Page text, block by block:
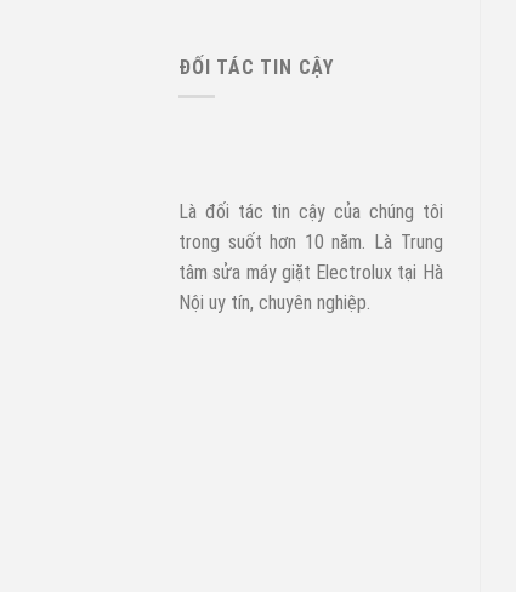
ĐỐI TÁC TIN CẬY
Là đối tác tin cậy của chúng tôi
trong suốt hơn 10 năm. Là Trung
tâm sửa máy giặt Electrolux tại Hà
Nội uy tín, chuyên nghiệp.